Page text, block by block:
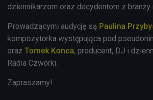
dziennikarzom oraz decydentom z branży
Prowadzącymi audycję są Paulina
kompozytorka występująca pod
oraz Tomek Konca, producent, DJ i
Radia Czwórki.
Zapraszamy!